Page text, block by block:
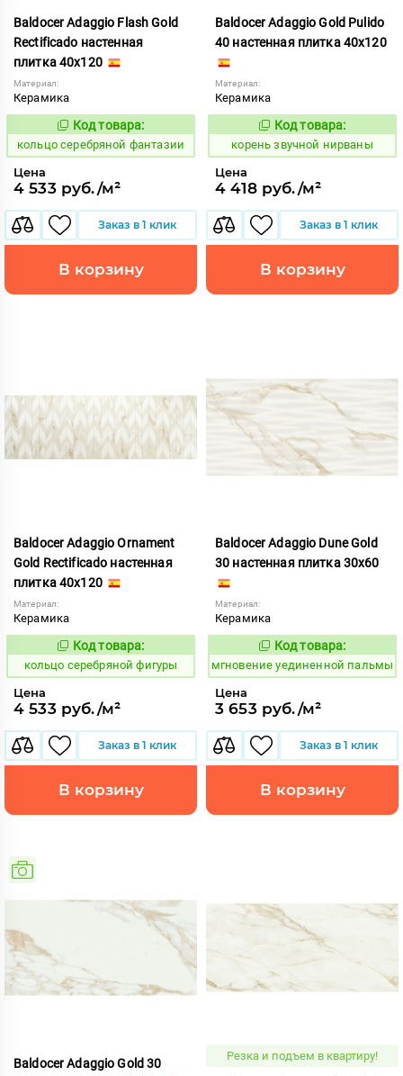
Baldocer Adaggio Flash Gold
Rectificado настенная
плитка 40x120
Материал:
Керамика
745112
Код товара:
кольцо серебряной фантазии
Цена
4 533 руб./м²
Заказ в 1 клик
В корзину
Baldocer Adaggio Gold Pulido
40 настенная плитка 40x120
Материал:
Керамика
785059
Код товара:
корень звучной нирваны
Цена
4 418 руб./м²
Заказ в 1 клик
В корзину
Baldocer Adaggio Ornament
Gold Rectificado настенная
плитка 40x120
Материал:
Керамика
745115
Код товара:
кольцо серебряной фигуры
Цена
4 533 руб./м²
Заказ в 1 клик
В корзину
Baldocer Adaggio Dune Gold
30 настенная плитка 30x60
Материал:
Керамика
951067
Код товара:
мгновение уединенной пальмы
Цена
3 653 руб./м²
Заказ в 1 клик
В корзину
Baldocer Adaggio Gold 30
Резка и подъем в квартиру!